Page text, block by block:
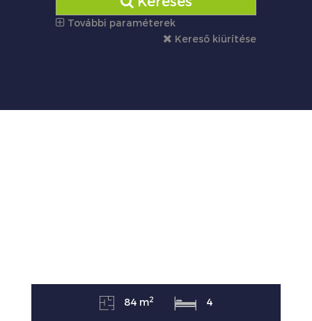
További paraméterek
Kereső kiürítése
84 m2 4